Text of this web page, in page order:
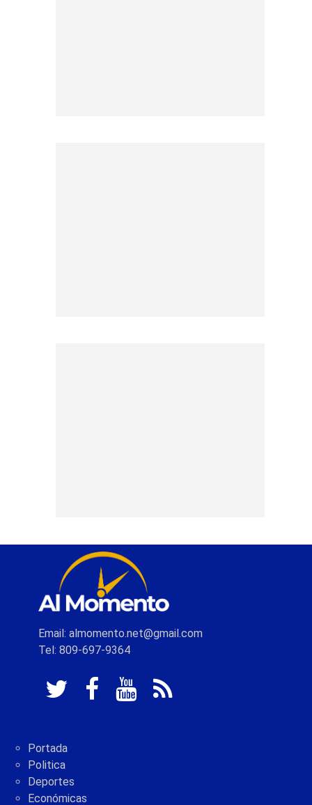
Email: almomento.net@gmail.com
Tel: 809-697-9364
Portada
Politica
Deportes
Económicas